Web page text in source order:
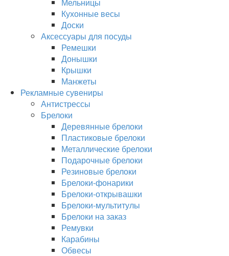
Кухонные весы
Доски
Аксессуары для посуды
Ремешки
Донышки
Крышки
Манжеты
Рекламные сувениры
Антистрессы
Брелоки
Деревянные брелоки
Пластиковые брелоки
Металлические брелоки
Подарочные брелоки
Резиновые брелоки
Брелоки-фонарики
Брелоки-открывашки
Брелоки-мультитулы
Брелоки на заказ
Ремувки
Карабины
Обвесы